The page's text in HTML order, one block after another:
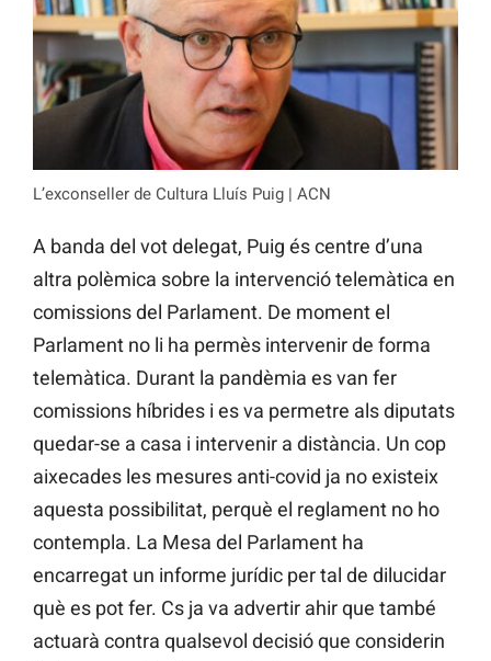
L’exconseller de Cultura Lluís Puig | ACN
A banda del vot delegat, Puig és centre d’una
altra polèmica sobre la intervenció telemàtica en
comissions del Parlament. De moment el
Parlament no li ha permès intervenir de forma
telemàtica. Durant la pandèmia es van fer
comissions híbrides i es va permetre als diputats
quedar-se a casa i intervenir a distància. Un cop
aixecades les mesures anti-covid ja no existeix
aquesta possibilitat, perquè el reglament no ho
contempla. La Mesa del Parlament ha
encarregat un informe jurídic per tal de dilucidar
què es pot fer. Cs ja va advertir ahir que també
actuarà contra qualsevol decisió que considerin